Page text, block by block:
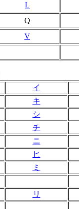
L
Q
V
イ
キ
シ
チ
ニ
ヒ
ミ
リ